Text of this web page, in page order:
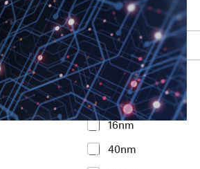
Innovative
vision is to be the most
7nm
16nm
40nm